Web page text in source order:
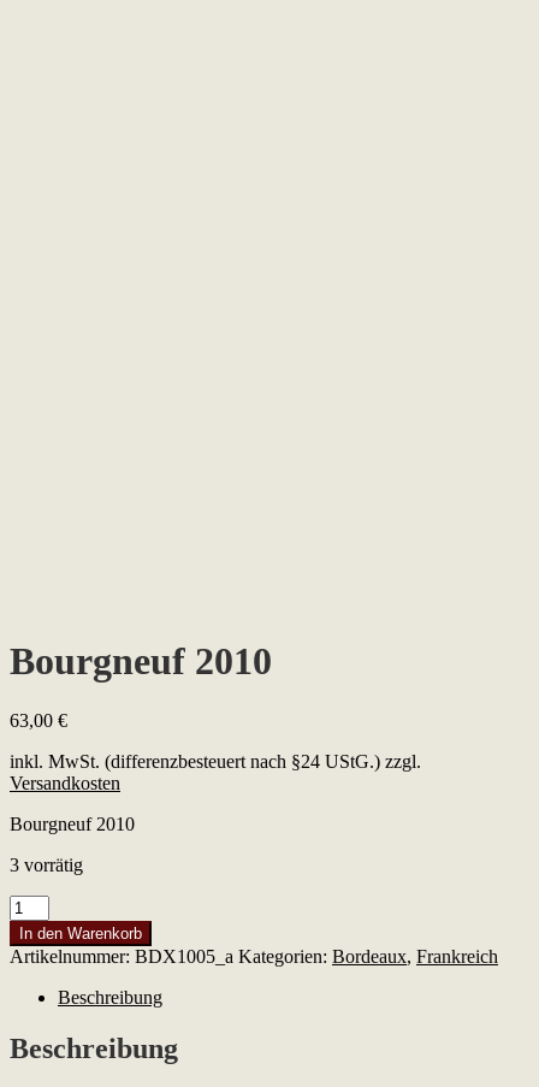
Bourgneuf 2010
63,00 €
inkl. MwSt. (differenzbesteuert nach §24 UStG.) zzgl.
Versandkosten
Bourgneuf 2010
3 vorrätig
Bourgneuf
2010
Menge
In den Warenkorb
Artikelnummer: BDX1005_a Kategorien: Bordeaux, Frankreich
Beschreibung
Beschreibung